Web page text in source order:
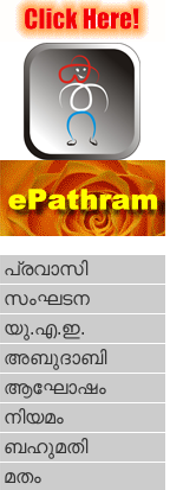
പ്രവാസി
സംഘടന
യു.എ.ഇ.
അബുദാബി
ആഘോഷം
നിയമം
ബഹുമതി
മതം